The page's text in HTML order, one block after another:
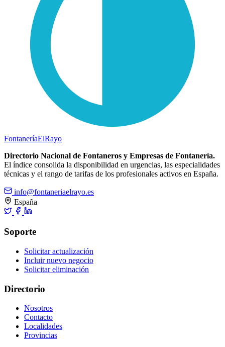
FontaneríaElRayo
Directorio Nacional de Fontaneros y Empresas de Fontanería.
El índice consolida la disponibilidad en urgencias, las especialidades
técnicas y el rango de tarifas de los profesionales activos en España.
info@fontaneriaelrayo.es
España
Soporte
Solicitar actualización
Incluir nuevo negocio
Solicitar eliminación
Directorio
Nosotros
Contacto
Localidades
Provincias